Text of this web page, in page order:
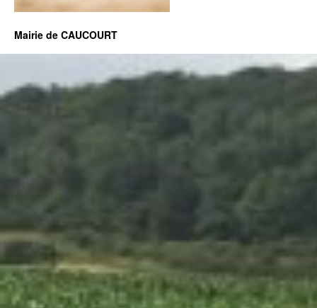
Mairie de CAUCOURT